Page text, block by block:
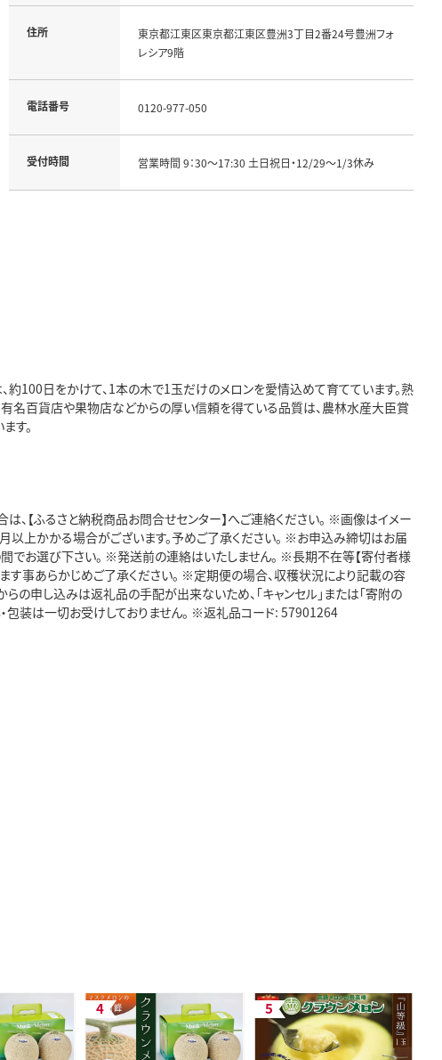
住所
東京都江東区東京都江東区豊洲3丁目2番24号豊洲フォ
レシア9階
電話番号 0120-977-050
受付時間 営業時間 9：30～17:30 土日祝日・12/29～1/3休み
約100日をかけて、1本の木で1玉だけのメロンを愛情込めて育てています。熟
名百貨店や果物店などからの厚い信頼を得ている品質は、農林水産大臣賞
す。
【ふるさと納税商品お問合せセンター】へご連絡ください。 ※画像はイメー
以上かかる場合がございます。予めご了承ください。 ※お申込み締切はお届
お選び下さい。 ※発送前の連絡はいたしません。 ※長期不在等【寄付者様
事あらかじめご了承ください。 ※定期便の場合、収穫状況により記載の容
申し込みは返礼品の手配が出来ないため、「キャンセル」または「寄附の
包装は一切お受けしておりません。 ※返礼品コード: 57901264